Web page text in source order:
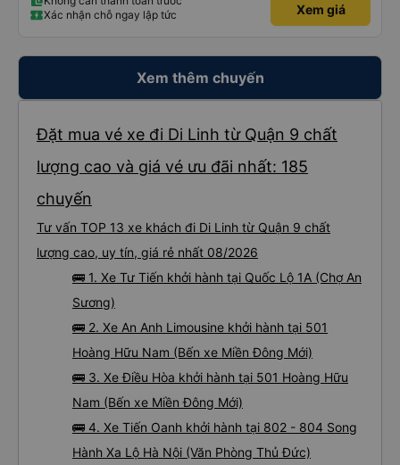
Xác nhận chỗ ngay lập tức
Xem giá
Xem thêm chuyến
Đặt mua vé xe đi Di Linh từ Quận 9 chất
lượng cao và giá vé ưu đãi nhất: 185
chuyến
Tư vấn TOP 13 xe khách đi Di Linh từ Quận 9 chất
lượng cao, uy tín, giá rẻ nhất 08/2026
🚌 1. Xe Tư Tiến khởi hành tại Quốc Lộ 1A (Chợ An
Sương)
🚌 2. Xe An Anh Limousine khởi hành tại 501
Hoàng Hữu Nam (Bến xe Miền Đông Mới)
🚌 3. Xe Điều Hòa khởi hành tại 501 Hoàng Hữu
Nam (Bến xe Miền Đông Mới)
🚌 4. Xe Tiến Oanh khởi hành tại 802 - 804 Song
Hành Xa Lộ Hà Nội (Văn Phòng Thủ Đức)